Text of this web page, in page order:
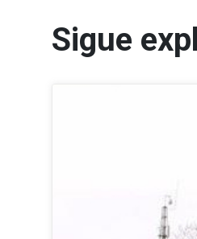
Sigue